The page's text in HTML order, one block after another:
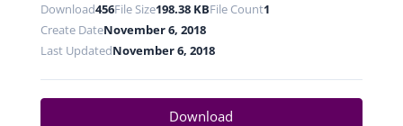
Download456File Size198.38 KBFile Count1
Create DateNovember 6, 2018
Last UpdatedNovember 6, 2018
Download